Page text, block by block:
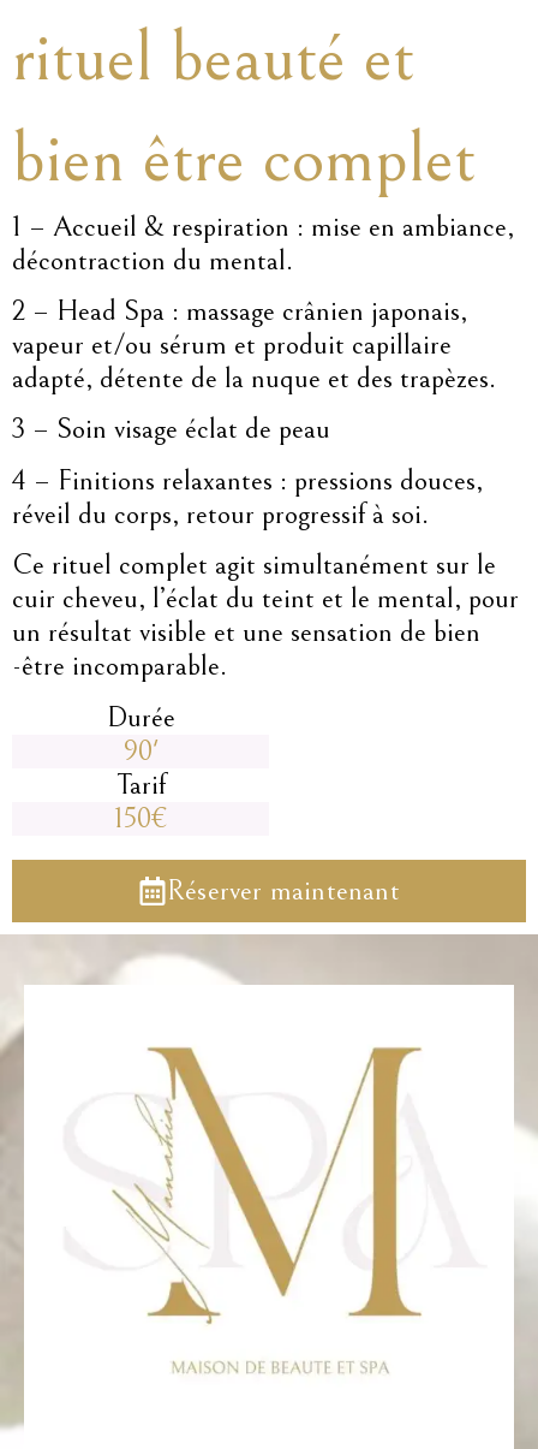
rituel beauté et
bien être complet
1 – Accueil & respiration : mise en ambiance,
décontraction du mental.
2 – Head Spa : massage crânien japonais,
vapeur et/ou sérum et produit capillaire
adapté, détente de la nuque et des trapèzes.
3 – Soin visage éclat de peau
4 – Finitions relaxantes : pressions douces,
réveil du corps, retour progressif à soi.
Ce rituel complet agit simultanément sur le
cuir cheveu, l’éclat du teint et le mental, pour
un résultat visible et une sensation de bien
-être incomparable.
Tarif
Durée
90'
150€
Réserver maintenant